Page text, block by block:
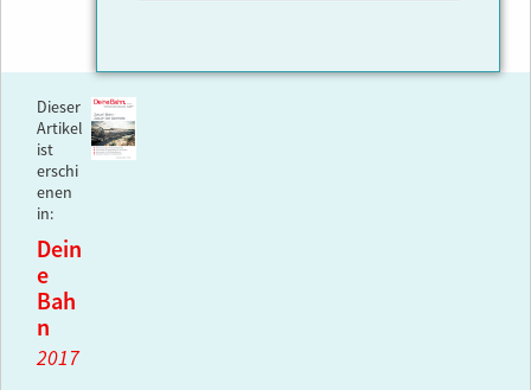
Dieser
Artikel
ist
erschi
enen
in:
Dein
e
Bah
n
2017